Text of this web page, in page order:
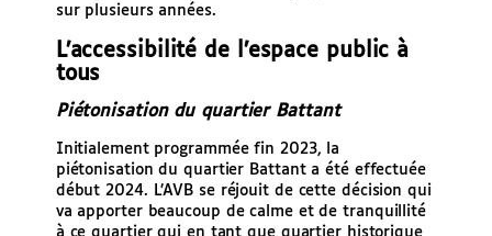
sur plusieurs années.
L’accessibilité de l’espace public à
tous
Piétonisation du quartier Battant
Initialement programmée fin 2023, la
piétonisation du quartier Battant a été effectuée
début 2024. L’AVB se réjouit de cette décision qui
va apporter beaucoup de calme et de tranquillité
à ce quartier qui en tant que quartier historique